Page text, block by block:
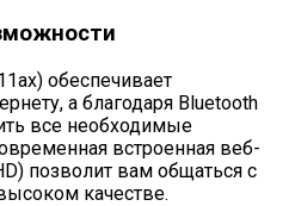
обеспечивает
а благодаря Bluetooth
все необходимые
встроенная веб-
позволит вам общаться с
качестве.